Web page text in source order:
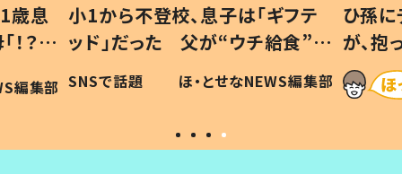
歳息
？」
編集部
小1から不登校、息子は「ギフテ
ッド」だった 父が“ウチ給食”を
作り続ける理由とは #令和の親
#令和の子
SNSで話題 ほ・とせなNEWS編集部
ひ孫
が、
「涙が
い」